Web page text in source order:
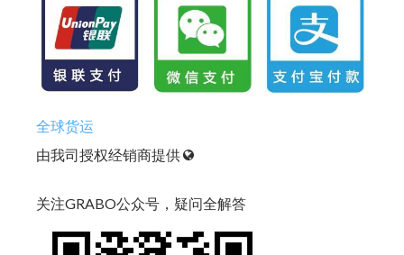
全球货运
由我司授权经销商提供
关注GRABO公众号，疑问全解答